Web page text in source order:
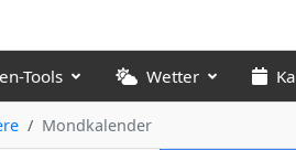
Tools Wetter
Mondkalender